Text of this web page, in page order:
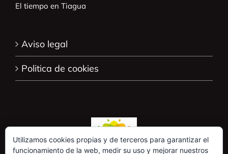
El tiempo en Tiagua
Aviso legal
Politica de cookies
Utilizamos cookies propias y de terceros para garantizar el
funcionamiento de la web, medir su uso y mejorar nuestros